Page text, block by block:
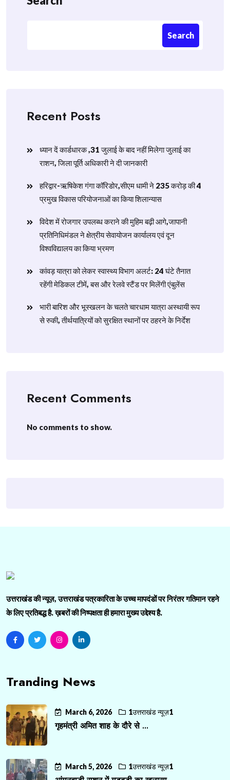
Search
Recent Posts
ध्यान दें कार्डधारक ,31 जुलाई के बाद नहीं मिलेगा जुलाई का
राशन, जिला पूर्ति अधिकारी ने दी जानकारी
हरिद्वार-ऋषिकेश गंगा कॉरिडोर,सीएम धामी ने 235 करोड़ की 4
प्रमुख विकास परियोजनाओं का किया शिलान्यास
विदेश में रोजगार उपलब्ध कराने की मुहिम बढ़ी आगे,जापानी
प्रतिनिधिमंडल ने क्षेत्रीय सेवायोजन कार्यालय एवं दून
विश्वविद्यालय का किया भ्रमण
​कांवड़ यात्रा को लेकर स्वास्थ्य विभाग अलर्ट: 24 घंटे तैनात
रहेंगी मेडिकल टीमें, बस और रेलवे स्टैंड पर मिलेंगी एंबुलेंस
​भारी बारिश और भूस्खलन के चलते चारधाम यात्रा अस्थायी रूप
से रुकी, तीर्थयात्रियों को सुरक्षित स्थानों पर ठहरने के निर्देश
Recent Comments
No comments to show.
उत्तराखंड की न्यूज़, उत्तराखंड पत्रकारिता के उच्च मापदंडों पर निरंतर गतिमान रहने
के लिए प्रतिबद्ध है. ख़बरों की निष्पक्षता ही हमारा मुख्य उद्देश्य है.
Tranding News
March 6, 2026 1उत्तराखंड न्यूज़1
गृहमंत्री अमित शाह के दौरे से ...
March 5, 2026 1उत्तराखंड न्यूज़1